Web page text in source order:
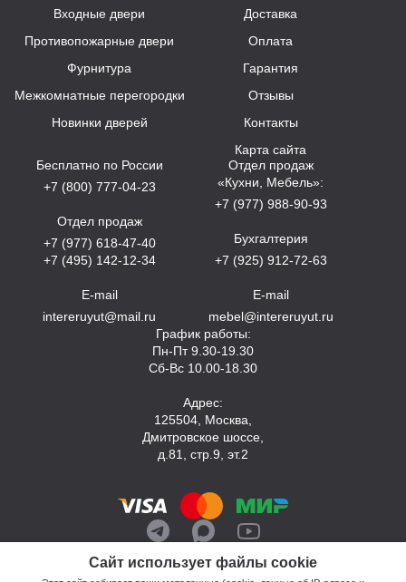
Сайт использует файлы cookie
Входные двери
Противопожарные двери
Фурнитура
Межкомнатные перегородки
Новинки дверей
Доставка
Оплата
Гарантия
Отзывы
Контакты
Карта сайта
Бесплатно по России
+7 (800) 777-04-23
Отдел продаж
+7 (977) 618-47-40
+7 (495) 142-12-34
E-mail
intereruyut@mail.ru
Отдел продаж
«Кухни, Мебель»:
+7 (977) 988-90-93
Бухгалтерия
+7 (925) 912-72-63
E-mail
mebel@intereruyut.ru
График работы:
Пн-Пт 9.30-19.30
Сб-Вс 10.00-18.30
Адрес:
125504, Москва,
Дмитровское шоссе,
д.81, стр.9, эт.2